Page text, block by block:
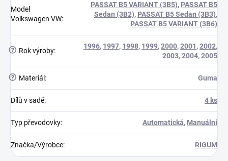
Model
Volkswagen VW:
PASSAT B5 VARIANT (3B5), PASSAT B5
Sedan (3B2), PASSAT B5 Sedan (3B3),
PASSAT B5 VARIANT (3B6)
? Rok výroby:
1996, 1997, 1998, 1999,2000,2001,2002,
2003,2004,2005
? Materiál : Guma
Dílů v sadě: 4 ks
Typ převodovky: Automatická, Manuální
Značka/Výrobce: RIGUM